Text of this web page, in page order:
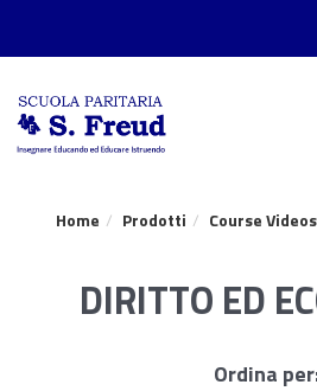
Home Prodotti Course Videos
DIRITTO ED
Ordina